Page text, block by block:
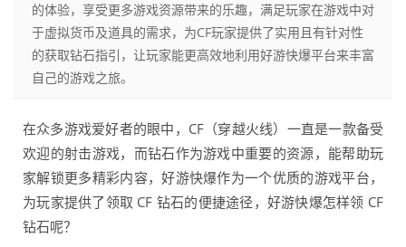
的体验，享受更多游戏资源带来的乐趣，满足玩家在游戏中对
于虚拟货币及道具的需求，为CF玩家提供了实用且有针对性
的获取钻石指引，让玩家能更高效地利用好游快爆平台来丰富
自己的游戏之旅。
在众多游戏爱好者的眼中，CF（穿越火线）一直是一款备受
欢迎的射击游戏，而钻石作为游戏中重要的资源，能帮助玩
家解锁更多精彩内容，好游快爆作为一个优质的游戏平台，
为玩家提供了领取 CF 钻石的便捷途径，好游快爆怎样领 CF
钻石呢？